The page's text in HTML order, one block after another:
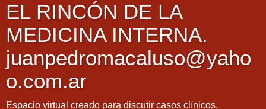
EL RINCÓN DE LA
MEDICINA INTERNA.
juanpedromacaluso@yaho
o.com.ar
Espacio virtual creado para discutir casos clínicos,